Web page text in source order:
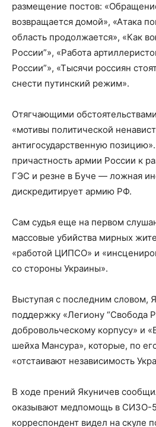
размещение постов:
возвращается домой», «Атака
область продолжается», «Как
России”», «Работа
России”», «Тысячи россиян
снести путинский режим».
Отягчающими
«мотивы политической
антигосударственную
причастность армии России к
ГЭС и резне в Буче — ложная
дискредитирует армию РФ.
Сам судья еще на первом
массовые убийства мирных
«работой ЦИПСО» и
со стороны Украины».
Выступая с последним словом,
поддержку «Легиону “Свобода
добровольческому корпусу» и
шейха Мансура», которые, по
«отстаивают независимость
В ходе прений Якуничев
оказывают медпомощь в СИЗО-
корреспондент видел на скуле